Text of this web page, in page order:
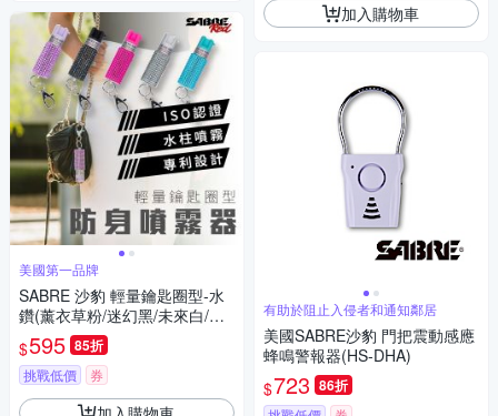
美國第一品牌
SABRE 沙豹 輕量鑰匙圈型-水
鑽(薰衣草粉/迷幻黑/未來白/活
力粉紅/薄荷青)
$595 85折
挑戰低價 券
加入購物車
有助於阻止入侵者和通知鄰居
美國SABRE沙豹 門把震動感應
蜂鳴警報器(HS-DHA)
$723 86折